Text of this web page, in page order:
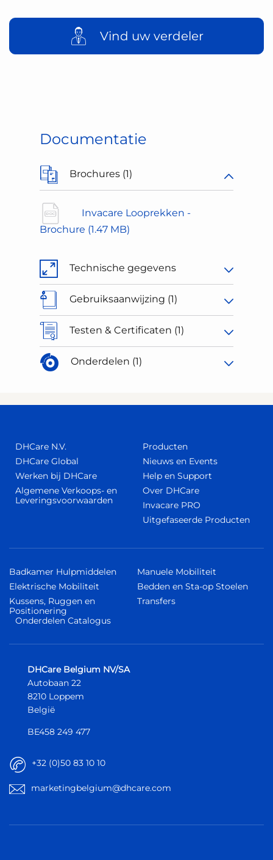
Vind uw verdeler
Documentatie
Brochures (1)
Invacare Looprekken -
Brochure (1.47 MB)
Technische gegevens
Gebruiksaanwijzing (1)
Testen & Certificaten (1)
Onderdelen (1)
DHCare N.V.
DHCare Global
Werken bij DHCare
Algemene Verkoops- en
Leveringsvoorwaarden
Producten
Nieuws en Events
Help en Support
Over DHCare
Invacare PRO
Uitgefaseerde Producten
Badkamer Hulpmiddelen
Elektrische Mobiliteit
Kussens, Ruggen en
Positionering
Manuele Mobiliteit
Bedden en Sta-op Stoelen
Transfers
Onderdelen Catalogus
DHCare Belgium NV/SA
Autobaan 22
8210 Loppem
België
BE458 249 477
+32 (0)50 83 10 10
marketingbelgium@dhcare.com